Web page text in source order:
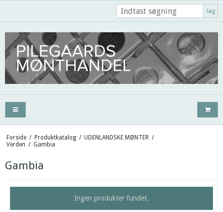
Søg
Forside / Produktkatalog / UDENLANDSKE MØNTER /
Verden / Gambia
Gambia
Ingen produkter fundet.